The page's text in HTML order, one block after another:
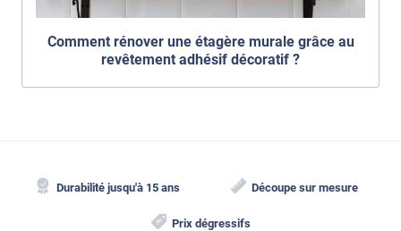
Comment rénover une étagère murale grâce au
revêtement adhésif décoratif ?
Durabilité jusqu'à 15 ans Découpe sur mesure
Prix dégressifs